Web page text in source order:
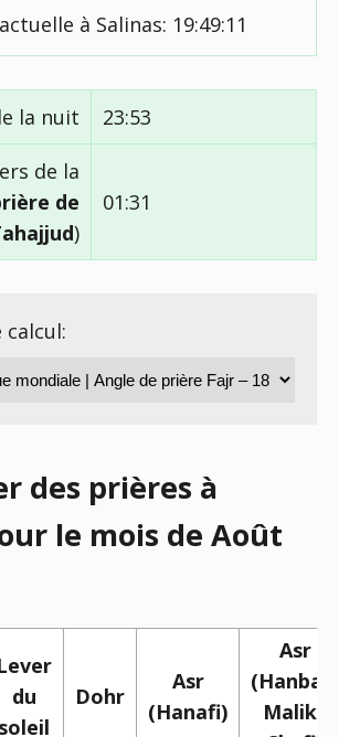
à Salinas: 19:49:12
la nuit 23:53
de la
de
)
01:31
calcul:
des prières à
le mois de Août
du
soleil
Dohr
Asr
(Hanafi)
Asr
(Hanbali,
Maliki,